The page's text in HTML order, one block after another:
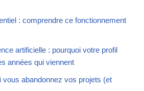
: comprendre ce fonctionnement
artificielle : pourquoi votre profil
années qui viennent
vous abandonnez vos projets (et